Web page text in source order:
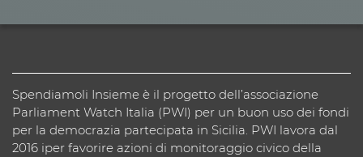
Spendiamoli Insieme è il progetto dell’associazione
Parliament Watch Italia (PWI) per un buon uso dei fondi
per la democrazia partecipata in Sicilia. PWI lavora dal
2016 iper favorire azioni di monitoraggio civico della